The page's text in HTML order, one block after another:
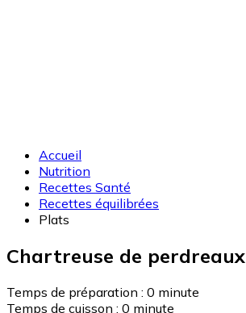
Accueil
Nutrition
Recettes Santé
Recettes équilibrées
Plats
Chartreuse de perdreaux
Temps de préparation : 0 minute
Temps de cuisson : 0 minute